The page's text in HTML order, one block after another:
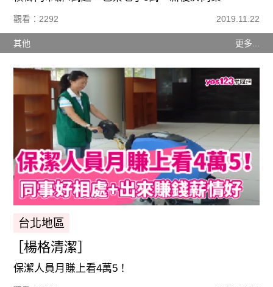
觀看：2292 2019.11.22
其他 更多...
台北地區
［楊格清潔］
保潔人員月賺上看4萬5！